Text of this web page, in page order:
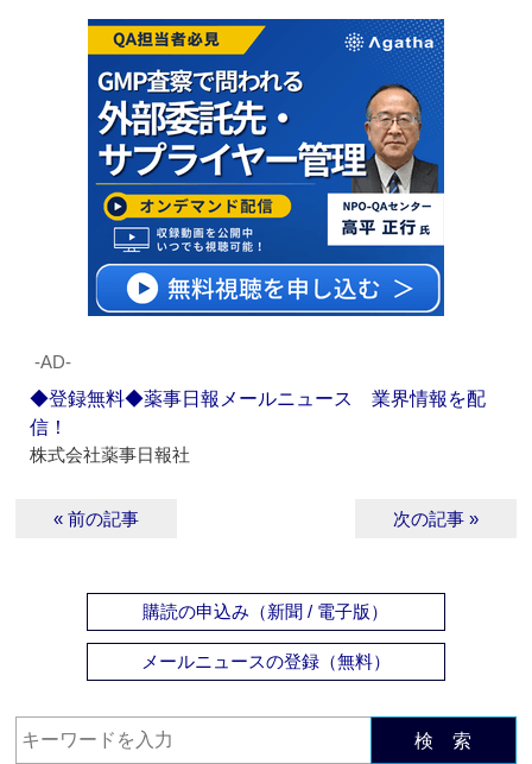
‐AD‐
◆登録無料◆薬事日報メールニュース 業界情報を配
信！
株式会社薬事日報社
« 前の記事 次の記事 »
購読の申込み（新聞 / 電子版）
メールニュースの登録（無料）
検 索